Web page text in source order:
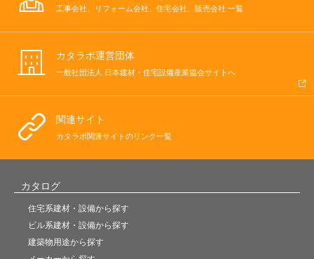
工事会社、リフォーム会社、住宅会社、販売会社 一覧
カタラボ運営団体
一般社団法人 日本建材・住宅設備産業協会サイトへ
関連サイト
カタラボ関連サイトのリンク一覧
カタログ
住宅系建材・設備から探す
ビル系建材・設備から探す
建築物用途から探す